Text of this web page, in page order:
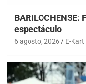
espectáculo
6 agosto, 2026 E-Kart